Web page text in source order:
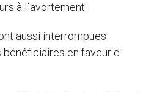
à l´avortement.
aussi interrompues
en faveur d